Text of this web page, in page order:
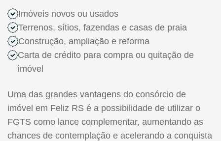
Imóveis novos ou usados
Terrenos, sítios, fazendas e casas de praia
Construção, ampliação e reforma
Carta de crédito para compra ou quitação de
imóvel
Uma das grandes vantagens do consórcio de
imóvel em Feliz RS é a possibilidade de utilizar o
FGTS como lance complementar, aumentando as
chances de contemplação e acelerando a conquista